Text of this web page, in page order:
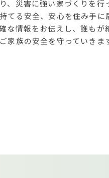
、災害に強い家づくりを行
持てる安全、安心を住み手
な情報をお伝えし、誰もが
家族の安全を守っていきま